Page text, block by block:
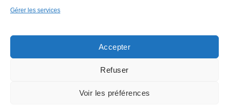
Gérer les services
Accepter
Refuser
Voir les préférences
Politique de confidentialité CGV
Mentions Légales
Politique de cookies (UE)
autocarsroissycharlesdegaulle